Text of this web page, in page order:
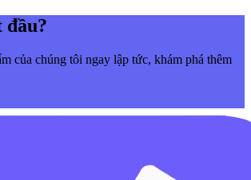
đầu?
của chúng tôi ngay lập tức, khám phá thêm